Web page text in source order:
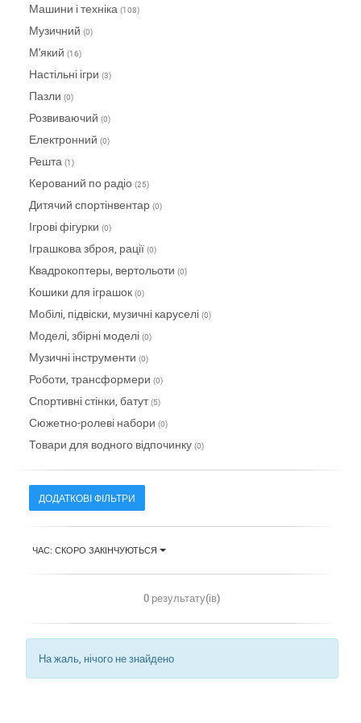
Машини і техніка (108)
Музичний (0)
М'який (16)
Настільні ігри (3)
Пазли (0)
Розвиваючий (0)
Електронний (0)
Решта (1)
Керований по радіо (25)
Дитячий спортінвентар (0)
Ігрові фігурки (0)
Іграшкова зброя, рації (0)
Квадрокоптеры, вертольоти (0)
Кошики для іграшок (0)
Мобілі, підвіски, музичні каруселі (0)
Моделі, збірні моделі (0)
Музичні інструменти (0)
Роботи, трансформери (0)
Спортивні стінки, батут(5)
Сюжетно-ролеві набори (0)
Товари для водного відпочинку (0)
ДОДАТКОВІ ФІЛЬТРИ
ЧАС: СКОРО ЗАКІНЧУЮТЬСЯ
0 результату(ів)
На жаль, нічого не знайдено